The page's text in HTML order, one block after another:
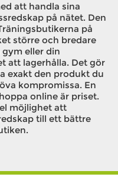
att handla sina
på nätet. Den
på
större och bredare
eller din
att lagerhålla. Det gör
exakt den produkt du
kompromissa. En
online är priset.
möjlighet att
till ett bättre